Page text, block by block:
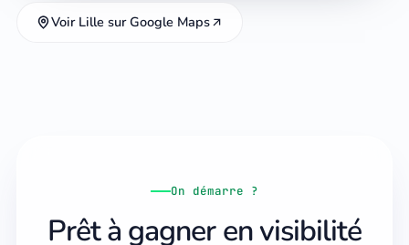
Voir Lille sur Google Maps
On démarre ?
Prêt à gagner en visibilité